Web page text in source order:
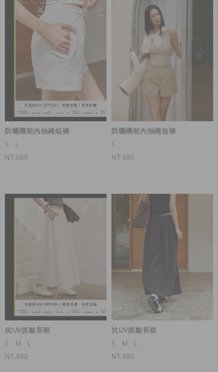
防曬機能內抽繩短褲
S
L
NT.680
防曬機能內抽繩短褲
S
NT.680
抗UV抓皺長裙
S
M
L
NT.880
抗UV抓皺長裙
S
M
L
NT.880